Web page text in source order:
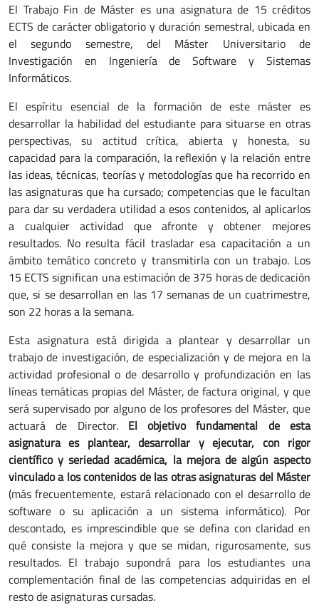
El Trabajo Fin de Máster es una asignatura de 15 créditos
ECTS de carácter obligatorio y duración semestral, ubicada en
el segundo semestre, del Máster Universitario de
Investigación en Ingeniería de Software y Sistemas
Informáticos.
El espíritu esencial de la formación de este máster es
desarrollar la habilidad del estudiante para situarse en otras
perspectivas, su actitud crítica, abierta y honesta, su
capacidad para la comparación, la reflexión y la relación entre
las ideas, técnicas, teorías y metodologías que ha recorrido en
las asignaturas que ha cursado; competencias que le facultan
para dar su verdadera utilidad a esos contenidos, al aplicarlos
a cualquier actividad que afronte y obtener mejores
resultados. No resulta fácil trasladar esa capacitación a un
ámbito temático concreto y transmitirla con un trabajo. Los
15 ECTS significan una estimación de 375 horas de dedicación
que, si se desarrollan en las 17 semanas de un cuatrimestre,
son 22 horas a la semana.
Esta asignatura está dirigida a plantear y desarrollar un
trabajo de investigación, de especialización y de mejora en la
actividad profesional o de desarrollo y profundización en las
líneas temáticas propias del Máster, de factura original, y que
será supervisado por alguno de los profesores del Máster, que
actuará de Director. El objetivo fundamental de esta
asignatura es plantear, desarrollar y ejecutar, con rigor
científico y seriedad académica, la mejora de algún aspecto
vinculado a los contenidos de las otras asignaturas del Máster
(más frecuentemente, estará relacionado con el desarrollo de
software o su aplicación a un sistema informático). Por
descontado, es imprescindible que se defina con claridad en
qué consiste la mejora y que se midan, rigurosamente, sus
resultados. El trabajo supondrá para los estudiantes una
complementación final de las competencias adquiridas en el
resto de asignaturas cursadas.